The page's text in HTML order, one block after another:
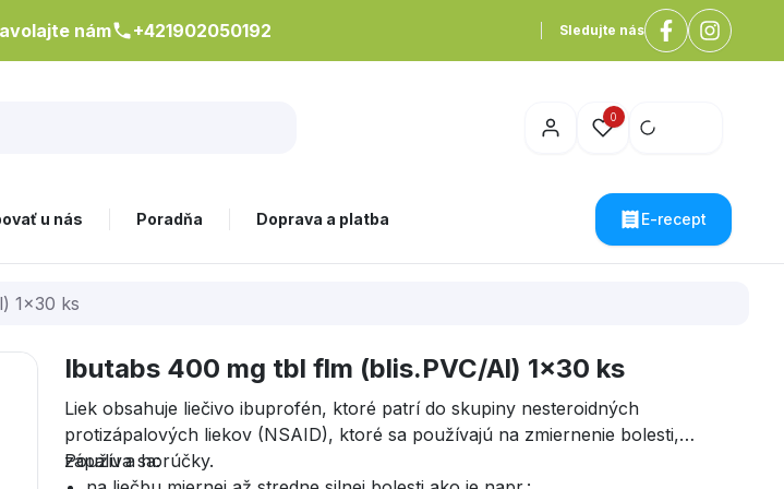
nám +421902050192 Sledujte nás
0
u nás Poradňa Doprava a platba E-recept
1x30 ks
Ibutabs 400 mg tbl flm (blis.PVC/Al) 1x30 ks
Liek obsahuje liečivo ibuprofén, ktoré patrí do skupiny nesteroidných
protizápalových liekov (NSAID), ktoré sa používajú na zmiernenie bolesti,
zápalu a horúčky.
Používa sa: